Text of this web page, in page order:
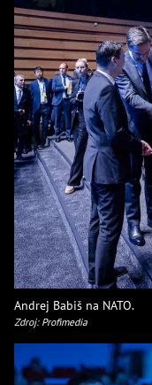
Andrej Babiš na NATO.
Zdroj: Profimedia